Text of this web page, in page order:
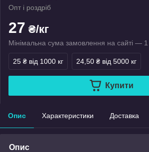
Опт і роздріб
27 ₴/кг
Мінімальна сума замовлення на сайті —
25 ₴ від 1000 кг 24,50 ₴ від 5000 кг
Купити
Опис Характеристики Доставка
Опис